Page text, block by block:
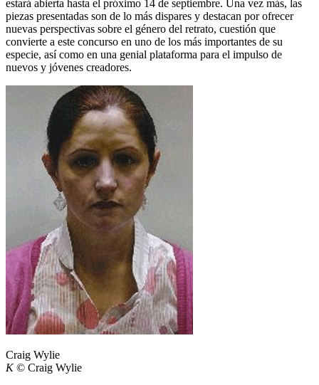
estará abierta hasta el próximo 14 de septiembre. Una vez más, las
piezas presentadas son de lo más dispares y destacan por ofrecer
nuevas perspectivas sobre el género del retrato, cuestión que
convierte a este concurso en uno de los más importantes de su
especie, así como en una genial plataforma para el impulso de
nuevos y jóvenes creadores.
Craig Wylie
K© Craig Wylie